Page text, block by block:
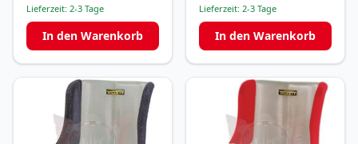
Lieferzeit: 2-3 Tage
In den Warenkorb
Lieferzeit: 2-3 Tage
In den Warenkorb